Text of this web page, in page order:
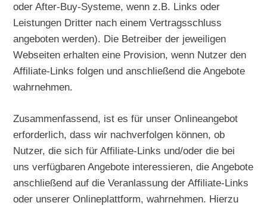
oder After-Buy-Systeme, wenn z.B. Links oder
Leistungen Dritter nach einem Vertragsschluss
angeboten werden). Die Betreiber der jeweiligen
Webseiten erhalten eine Provision, wenn Nutzer den
Affiliate-Links folgen und anschließend die Angebote
wahrnehmen.
Zusammenfassend, ist es für unser Onlineangebot
erforderlich, dass wir nachverfolgen können, ob
Nutzer, die sich für Affiliate-Links und/oder die bei
uns verfügbaren Angebote interessieren, die Angebote
anschließend auf die Veranlassung der Affiliate-Links
oder unserer Onlineplattform, wahrnehmen. Hierzu